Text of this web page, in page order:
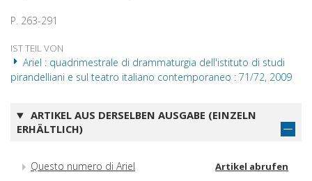
P. 263-291
IST TEIL VON
Ariel : quadrimestrale di drammaturgia dell'istituto di studi
pirandelliani e sul teatro italiano contemporaneo : 71/72, 2009
ARTIKEL AUS DERSELBEN AUSGABE (EINZELN
ERHÄLTLICH)
Questo numero di Ariel Artikel abrufen